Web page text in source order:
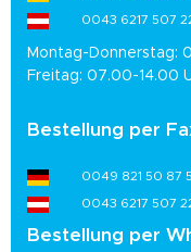
0043 6217 507
Montag-Donnerstag:
Freitag: 07.00-14.00
Bestellung per
0049 821 50 87
0043 6217 507
Bestellung per